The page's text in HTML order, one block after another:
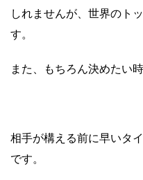
しれませんが、世界のト
す。
また、もちろん決めたい
相手が構える前に早いタ
です。